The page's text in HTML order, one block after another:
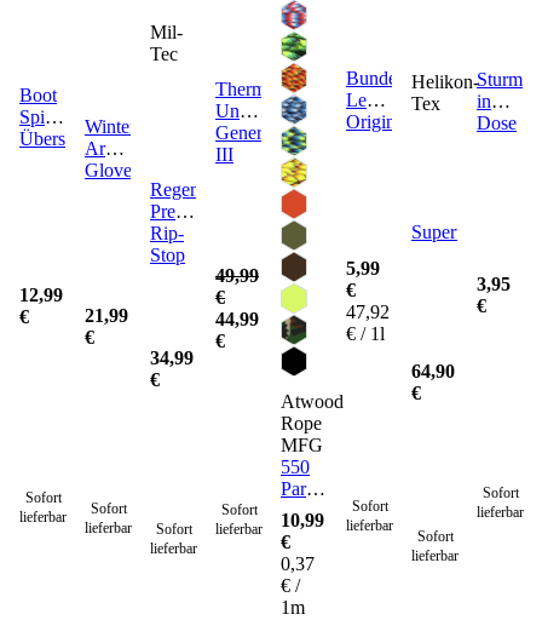
Boot
Spike
Überschuhe
12,99
€
Sofort
lieferbar
Winterhandschuhe
Army
Gloves
21,99
€
Sofort
lieferbar
Mil-
Tec
Regenponcho
Premium
Rip-
Stop
34,99
€
Sofort
lieferbar
Thermofleece
Unterwäsche
Generation
III
49,99
€
44,99
€
Sofort
lieferbar
Atwood
Rope
MFG
550
Paracord
Seil 4
mm -
30
Meter
10,99
€
0,37
€ /
1m
Bundeswehr
Lederpflegemittel
Original
5,99
€
47,92
€ / 1l
Sofort
lieferbar
Helikon-
Tex
Supertarp
64,90
€
Sofort
lieferbar
in
Dose
3,95
€
Sofort
lieferbar